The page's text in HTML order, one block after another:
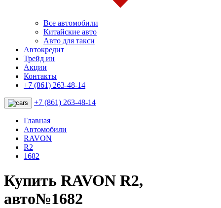
Все автомобили
Китайские авто
Авто для такси
Автокредит
Трейд ин
Акции
Контакты
+7 (861) 263-48-14
+7 (861) 263-48-14
Главная
Автомобили
RAVON
R2
1682
Купить RAVON R2,
авто№1682